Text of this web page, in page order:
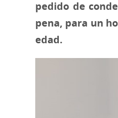
pedido de
pena, para un
edad.